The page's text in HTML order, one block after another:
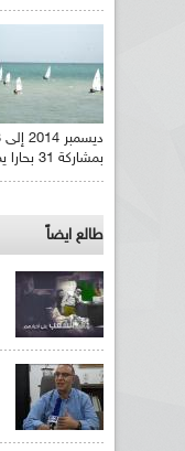
بمشاركة 31 بحارا يمثلون خمسة بلدان من...
طالع ايضاً